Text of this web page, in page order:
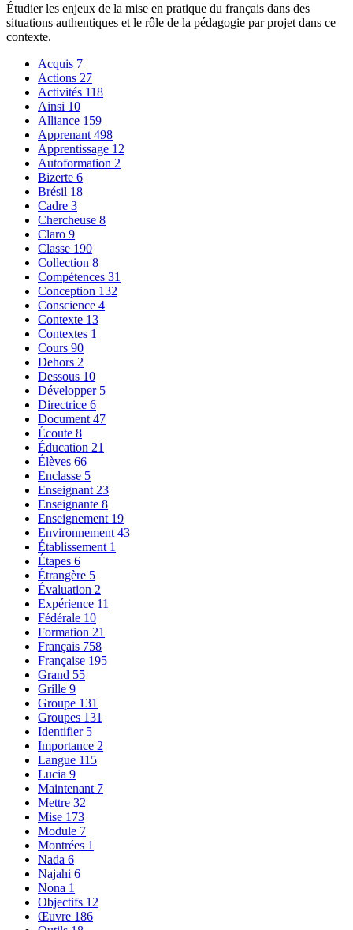
Étudier les enjeux de la mise en pratique du français dans des
situations authentiques et le rôle de la pédagogie par projet dans ce
contexte.
Acquis 7
Actions 27
Activités 118
Ainsi 10
Alliance 159
Apprenant 498
Apprentissage 12
Autoformation 2
Bizerte 6
Brésil 18
Cadre 3
Chercheuse 8
Claro 9
Classe 190
Collection 8
Compétences 31
Conception 132
Conscience 4
Contexte 13
Contextes 1
Cours 90
Dehors 2
Dessous 10
Développer 5
Directrice 6
Document 47
Écoute 8
Éducation 21
Élèves 66
Enclasse 5
Enseignant 23
Enseignante 8
Enseignement 19
Environnement 43
Établissement 1
Étapes 6
Étrangère 5
Évaluation 2
Expérience 11
Fédérale 10
Formation 21
Français 758
Française 195
Grand 55
Grille 9
Groupe 131
Groupes 131
Identifier 5
Importance 2
Langue 115
Lucia 9
Maintenant 7
Mettre 32
Mise 173
Module 7
Montrées 1
Nada 6
Najahi 6
Nona 1
Objectifs 12
Œuvre 186